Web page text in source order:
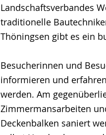
Landschaftsverbandes
traditionelle
Thöningsen gibt es ein
Besucherinnen und
informieren und
werden. Am
Zimmermansarbeiten
Deckenbalken saniert